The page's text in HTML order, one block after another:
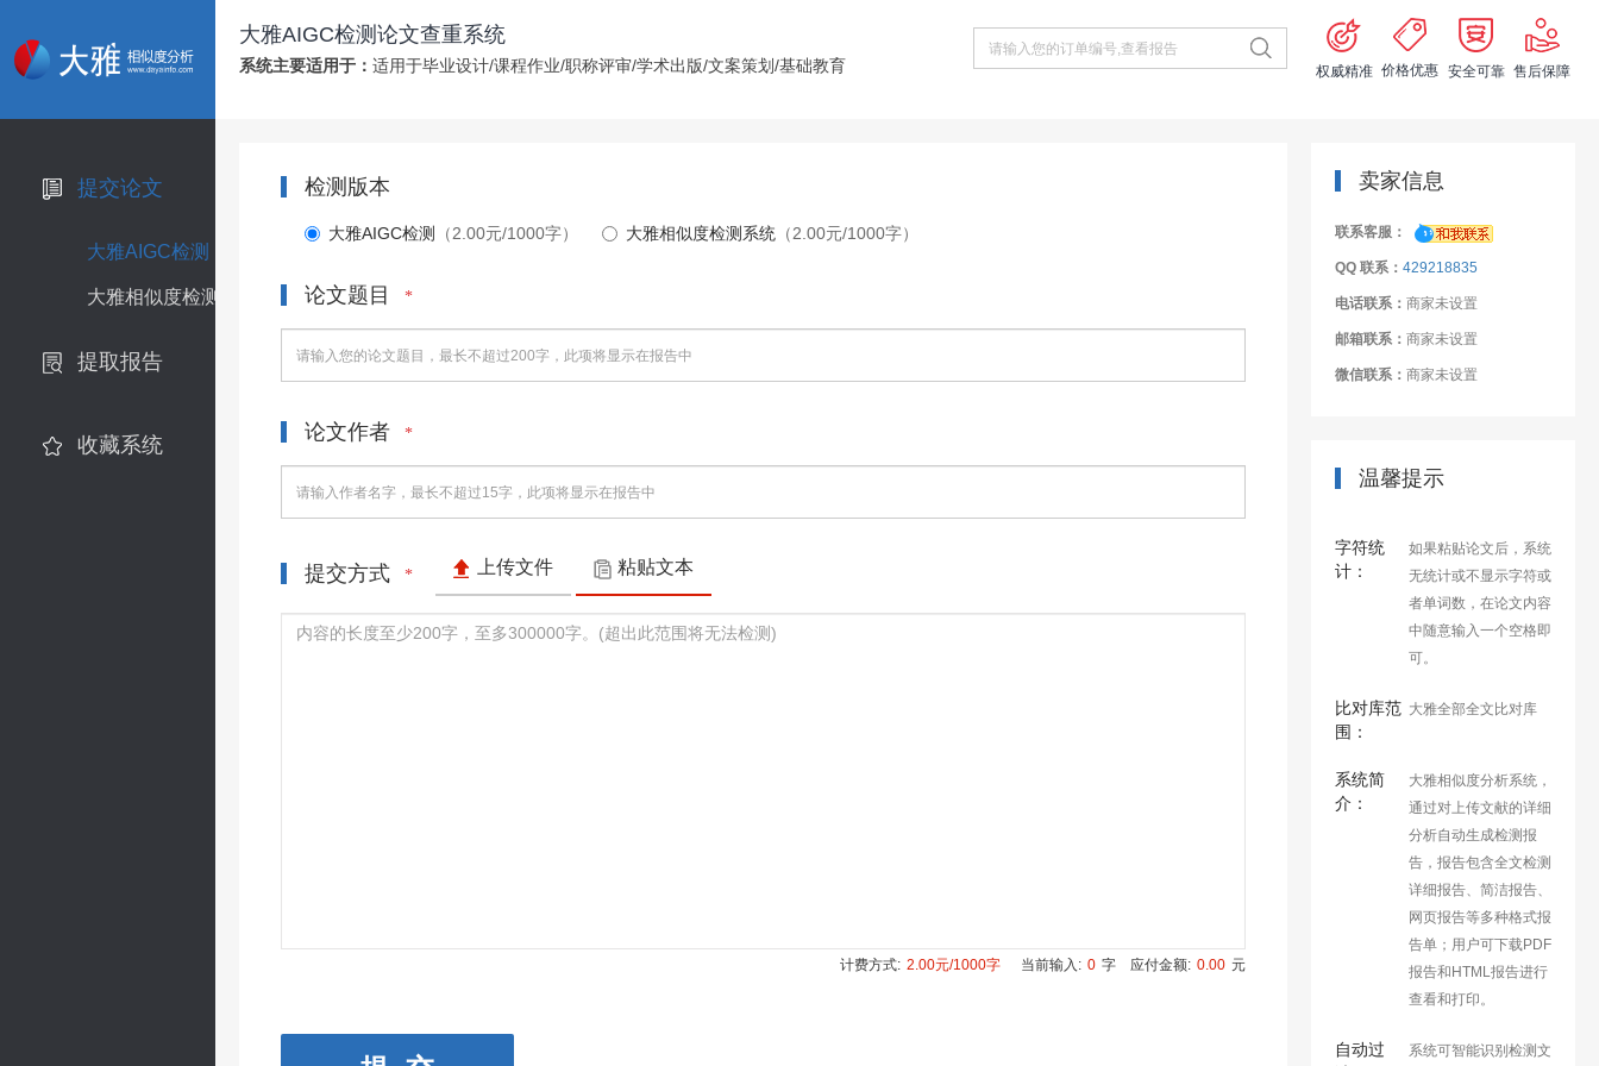
大雅AIGC检测论文查重系统
系统主要适用于：适用于毕业设计/课程作业/职称评审/学术出版/文案策划/基础教育 权威精准 价格优惠 安全可靠 售后保障
提交论文
大雅AIGC检测
大雅相似度检测系统
提取报告
收藏系统
检测版本
大雅AIGC检测 （2.00元/1000字） 大雅相似度检测系统 （2.00元/1000字）
论文题目 *
论文作者 *
提交方式 * 上传文件 粘贴文本
计费方式: 2.00元/1000字 当前输入: 0 字 应付金额: 0.00 元
卖家信息
联系客服：
QQ 联系：429218835
电话联系：商家未设置
邮箱联系：商家未设置
微信联系：商家未设置
温馨提示
字符统
计：
如果粘贴论文后，系统
无统计或不显示字符或
者单词数，在论文内容
中随意输入一个空格即
可。
比对库范
围：
大雅全部全文比对库
系统简
介：
大雅相似度分析系统，
通过对上传文献的详细
分析自动生成检测报
告，报告包含全文检测
详细报告、简洁报告、
网页报告等多种格式报
告单；用户可下载PDF
报告和HTML报告进行
查看和打印。
自动过
系统可智能识别检测文